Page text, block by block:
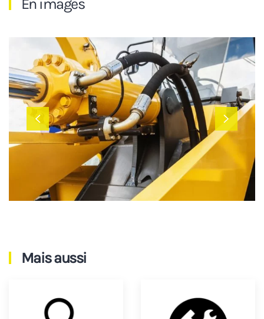
En images
Mais aussi